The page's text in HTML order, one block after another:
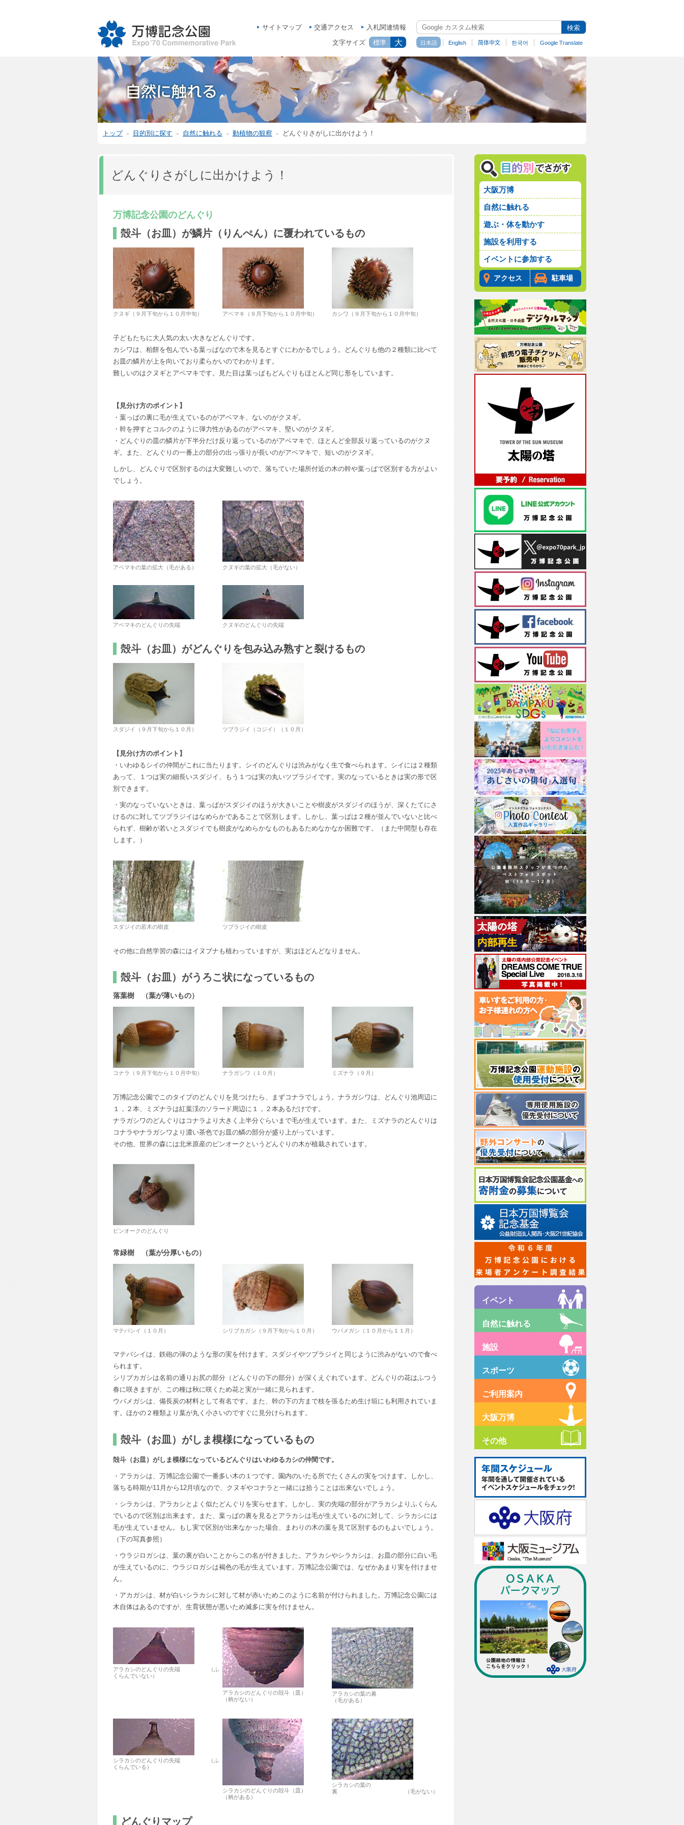
サイトマップ 交通アクセス
入札関連情報
文字サイズ
標準 大 日本語 English 简体中文 한국어 Google Translate
トップ ＞ 目的別に探す ＞ 自然に触れる ＞ 動植物の観察 ＞ どんぐりさがしに出かけよう！
どんぐりさがしに出かけよう！
万博記念公園のどんぐり
殻斗（お皿）が鱗片（りんぺん）に覆われているもの
クヌギ（９月下旬から１０月中旬） アベマキ（９月下旬から１０月中旬） カシワ（９月下旬から１０月中旬）
子どもたちに大人気の太い大きなどんぐりです。
カシワは、柏餅を包んでいる葉っぱなので木を見るとすぐにわかるでしょう。どんぐりも他の２種類に比べて
お皿の鱗片が上を向いており柔らかいのでわかります。
難しいのはクヌギとアベマキです。見た目は葉っぱもどんぐりもほとんど同じ形をしています。
【見分け方のポイント】
・葉っぱの裏に毛が生えているのがアベマキ、ないのがクヌギ。
・幹を押すとコルクのように弾力性があるのがアベマキ、堅いのがクヌギ。
・どんぐりの皿の鱗片が下半分だけ反り返っているのがアベマキで、ほとんど全部反り返っているのがクヌ
ギ。また、どんぐりの一番上の部分の出っ張りが長いのがアベマキで、短いのがクヌギ。
しかし、どんぐりで区別するのは大変難しいので、落ちていた場所付近の木の幹や葉っぱで区別する方がよい
でしょう。
アベマキの葉の拡大（毛がある） クヌギの葉の拡大（毛がない）
アベマキのどんぐりの先端 クヌギのどんぐりの先端
殻斗（お皿）がどんぐりを包み込み熟すと裂けるもの
スダジイ（９月下旬から１０月） ツブラジイ（コジイ）（１０月）
【見分け方のポイント】
・いわゆるシイの仲間がこれに当たります。シイのどんぐりは渋みがなく生で食べられます。シイには２種類
あって、１つは実の細長いスダジイ、もう１つは実の丸いツブラジイです。実のなっているときは実の形で区
別できます。
・実のなっていないときは、葉っぱがスダジイのほうが大きいことや樹皮がスダジイのほうが、深くたてにさ
けるのに対してツブラジイはなめらかであることで区別します。しかし、葉っぱは２種が並んでいないと比べ
られず、樹齢が若いとスダジイでも樹皮がなめらかなものもあるためなかなか困難です。（また中間型も存在
します。）
スダジイの若木の樹皮 ツブラジイの樹皮
その他に自然学習の森にはイヌブナも植わっていますが、実はほどんどなりません。
殻斗（お皿）がうろこ状になっているもの
落葉樹 （葉が薄いもの）
コナラ（９月下旬から１０月中旬） ナラガシワ（１０月） ミズナラ（９月）
万博記念公園でこのタイプのどんぐりを見つけたら、まずコナラでしょう。ナラガシワは、どんぐり池周辺に
１，２本、ミズナラは紅葉渓のソラード周辺に１，２本あるだけです。
ナラガシワのどんぐりはコナラより大きく上半分ぐらいまで毛が生えています。また、ミズナラのどんぐりは
コナラやナラガシワより濃い茶色でお皿の鱗の部分が盛り上がっています。
その他、世界の森には北米原産のピンオークというどんぐりの木が植栽されています。
ピンオークのどんぐり
常緑樹 （葉が分厚いもの）
マテバシイ（１０月） シリブカガシ（９月下旬から１０月） ウバメガシ（１０月から１１月）
マテバシイは、鉄砲の弾のような形の実を付けます。スダジイやツブラジイと同じように渋みがないので食べ
られます。
シリブカガシは名前の通りお尻の部分（どんぐりの下の部分）が深くえぐれています。どんぐりの花はふつう
春に咲きますが、この種は秋に咲くため花と実が一緒に見られます。
ウバメガシは、備長炭の材料として有名です。また、幹の下の方まで枝を張るため生け垣にも利用されていま
す。ほかの２種類より葉が丸く小さいのですぐに見分けられます。
殻斗（お皿）がしま模様になっているもの
殻斗（お皿）がしま模様になっているどんぐりはいわゆるカシの仲間です。
・アラカシは、万博記念公園で一番多い木の１つです。園内のいたる所でたくさんの実をつけます。しかし、
落ちる時期が11月から12月頃なので、クヌギやコナラと一緒には拾うことは出来ないでしょう。
・シラカシは、アラカシとよく似たどんぐりを実らせます。しかし、実の先端の部分がアラカシよりふくらん
でいるので区別は出来ます。また、葉っぱの裏を見るとアラカシは毛が生えているのに対して、シラカシには
毛が生えていません。もし実で区別が出来なかった場合、まわりの木の葉を見て区別するのもよいでしょう。
（下の写真参照）
・ウラジロガシは、葉の裏が白いことからこの名が付きました。アラカシやシラカシは、お皿の部分に白い毛
が生えているのに、ウラジロガシは褐色の毛が生えています。万博記念公園では、なぜかあまり実を付けませ
ん。
・アカガシは、材が白いシラカシに対して材が赤いためこのように名前が付けられました。万博記念公園には
木自体はあるのですが、生育状態が悪いため滅多に実を付けません。
アラカシのどんぐりの先端 （ふ
くらんでいない）
アラカシのどんぐりの殻斗（皿）
（柄がない）
アラカシの葉の裏
（毛がある）
シラカシのどんぐりの先端 （ふ
くらんでいる）
シラカシのどんぐりの殻斗（皿）
（柄がある）
シラカシの葉の
裏 （毛がない）
どんぐりマップ
大阪万博
自然に触れる
遊ぶ・体を動かす
施設を利用する
イベントに参加する
アクセス 駐車場
イベント
自然に触れる
施設
スポーツ
ご利用案内
大阪万博
その他